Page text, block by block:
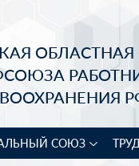
СОЮЗ